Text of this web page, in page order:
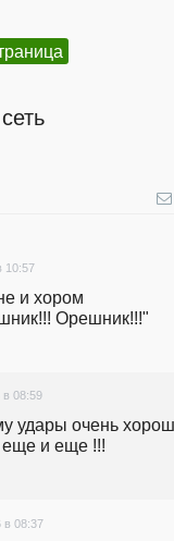
10:57
и хором
Орешник!!!"
в 08:59
удары очень
и еще !!!
в 08:37